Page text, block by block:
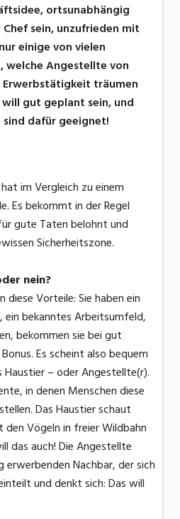
ortsunabhängig
sein, unzufrieden mit
einige von vielen
welche Angestellte von
träumen
gut geplant sein, und
dafür geeignet!
im Vergleich zu einem
Es bekommt in der Regel
gute Taten belohnt und
Sicherheitszone.
nein?
diese Vorteile: Sie haben ein
ein bekanntes Arbeitsumfeld,
bekommen sie bei gut
Es scheint also bequem
Haustier – oder Angestellte(r).
in denen Menschen diese
Das Haustier schaut
Vögeln in freier Wildbahn
das auch! Die Angestellte
Nachbar, der sich
und denkt sich: Das will